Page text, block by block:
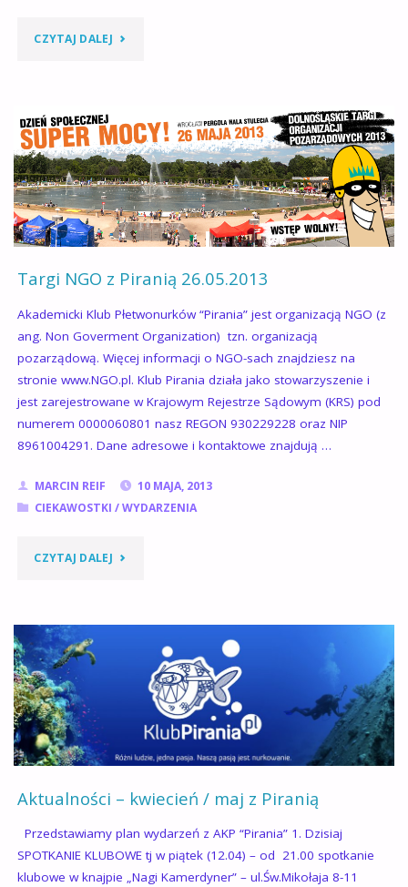
CZYTAJ DALEJ"PODSUMOWANIE
2014
ROKU"
Targi NGO z Piranią 26.05.2013
Akademicki Klub Płetwonurków “Pirania” jest organizacją NGO (z
ang. Non Goverment Organization) tzn. organizacją
pozarządową. Więcej informacji o NGO-sach znajdziesz na
stronie www.NGO.pl. Klub Pirania działa jako stowarzyszenie i
jest zarejestrowane w Krajowym Rejestrze Sądowym (KRS) pod
numerem 0000060801 nasz REGON 930229228 oraz NIP
8961004291. Dane adresowe i kontaktowe znajdują …
MARCIN REIF
10 MAJA, 2013
CIEKAWOSTKI /WYDARZENIA
CZYTAJ DALEJ"TARGI
Z
PIRANIĄ
26.05.2013"
Aktualności – kwiecień / maj z Piranią
Przedstawiamy plan wydarzeń z AKP “Pirania” 1. Dzisiaj
SPOTKANIE KLUBOWE tj w piątek (12.04) – od 21.00 spotkanie
klubowe w knajpie „Nagi Kamerdyner” – ul.Św.Mikołaja 8-11